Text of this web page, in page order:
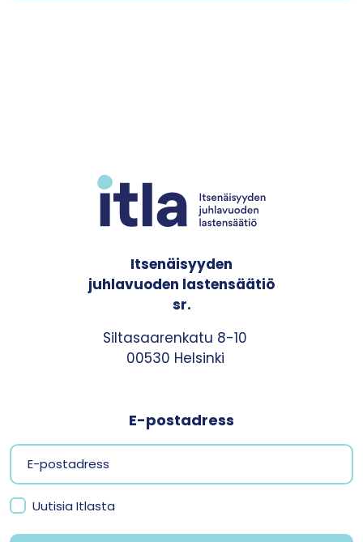
Itsenäisyyden
juhlavuoden lastensäätiö
sr.
Siltasaarenkatu 8-10
00530 Helsinki
E-postadress
Uutisia Itlasta